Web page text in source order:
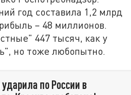
год составила 1,2 млрд
– 48 миллионов.
447 тысяч, как у
но тоже любопытно.
по России в